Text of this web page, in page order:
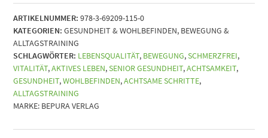
hohe
Alter
-
Wie
Sie
Ihre
Mobilität
langfristig
erhalten
verbessern
ARTIKELNUMMER: 978-3-69209-115-0
KATEGORIEN: GESUNDHEIT & WOHLBEFINDEN, BEWEGUNG &
ALLTAGSTRAINING
SCHLAGWÖRTER: LEBENSQUALITÄT, BEWEGUNG,SCHMERZFREI,
VITALITÄT,AKTIVES LEBEN,SENIOR GESUNDHEIT,ACHTSAMKEIT,
GESUNDHEIT,WOHLBEFINDEN,ACHTSAME SCHRITTE,
ALLTAGSTRAINING
MARKE: BEPURA VERLAG